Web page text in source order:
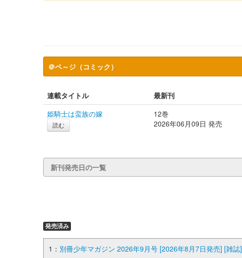
＠ペ～ジ（コミック）
連載タイトル 最新刊
姫騎士は蛮族の嫁
読む
12巻
2026年06月09日 発売
新刊発売日の一覧
発売済み
1： 別冊少年マガジン 2026年9月号 [2026年8月7日発売] [雑誌]